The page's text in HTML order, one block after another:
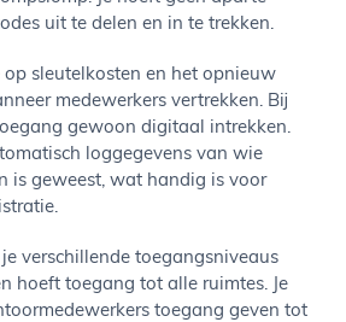
uit te delen en in te trekken.
op sleutelkosten en het opnieuw
medewerkers vertrekken. Bij
gewoon digitaal intrekken.
loggegevens van wie
is geweest, wat handig is voor
verschillende toegangsniveaus
hoeft toegang tot alle ruimtes. Je
toegang geven tot